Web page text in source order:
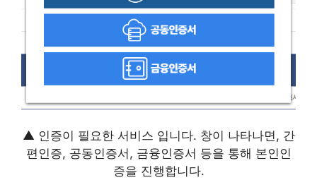
▲ 인증이 필요한 서비스 입니다. 창이 나타나면, 간
편인증, 공동인증서, 금융인증서 등을 통해 본인인
증을 진행합니다.